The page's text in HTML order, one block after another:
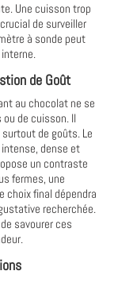
Une cuisson trop
de surveiller
à sonde peut
de Goût
au chocolat ne se
de cuisson. Il
de goûts. Le
dense et
un contraste
fermes, une
choix final dépendra
recherchée.
savourer ces